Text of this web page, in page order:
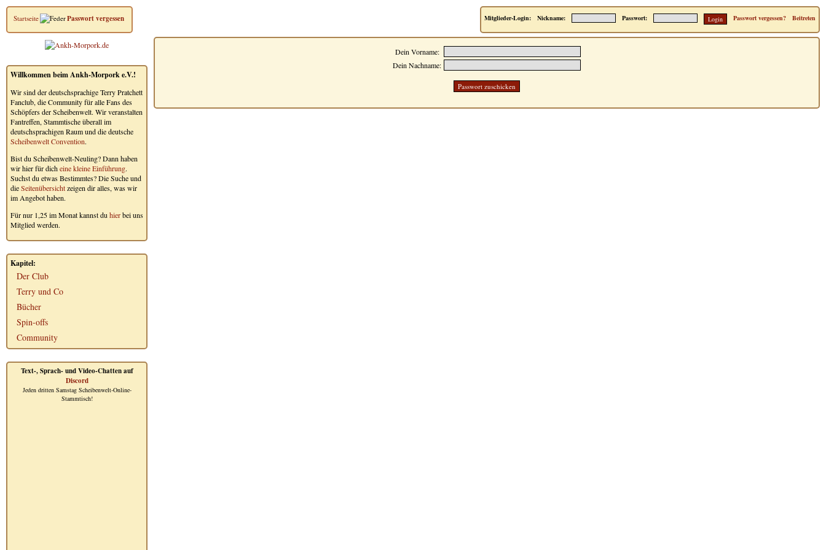
Startseite Passwort vergessen Beitreten
Passwort vergessen?
Passwort:
Nickname:
Mitglieder-Login:
Willkommen beim Ankh-Morpork e.V.!
Wir sind der deutschsprachige Terry Pratchett
Fanclub, die Community für alle Fans des
Schöpfers der Scheibenwelt. Wir veranstalten
Fantreffen, Stammtische überall im
deutschsprachigen Raum und die deutsche
Scheibenwelt Convention.
Bist du Scheibenwelt-Neuling? Dann haben
wir hier für dicheine kleine Einführung.
Suchst du etwas Bestimmtes? Die Suche und
dieSeitenübersichtzeigen dir alles, was wir
im Angebot haben.
Für nur 1,25 im Monat kannst du hierbei uns
Mitglied werden.
Kapitel:
Der Club
Terry und Co
Bücher
Spin-offs
Community
Text-, Sprach- und Video-Chatten auf
Discord
Jeden dritten Samstag Scheibenwelt-Online-
Stammtisch!
Dein Vorname:
Dein Nachname: